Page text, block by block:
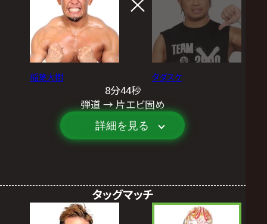
稲葉大樹 タダスケ
8分44秒
弾道 → 片エビ固め
詳細を見る
タッグマッチ